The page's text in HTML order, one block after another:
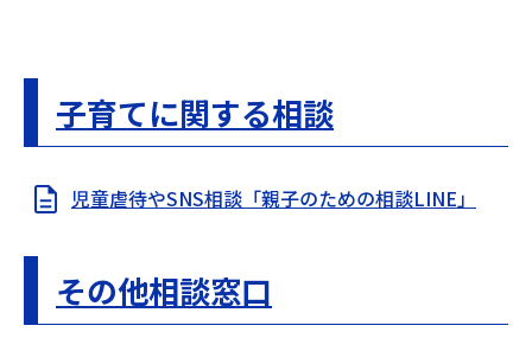
子育てに関する相談
児童虐待やSNS相談「親子のための相談LINE」
その他相談窓口